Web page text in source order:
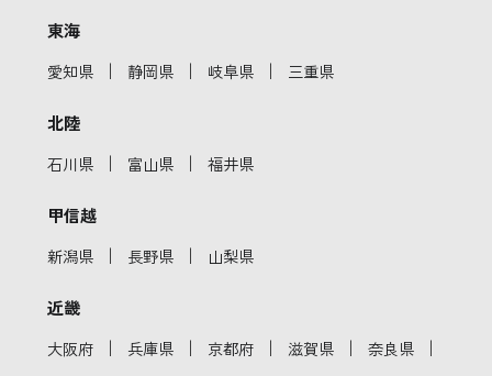
東海
愛知県 ｜ 静岡県 ｜ 岐阜県 ｜ 三重県
北陸
石川県 ｜ 富山県 ｜ 福井県
甲信越
新潟県 ｜ 長野県 ｜ 山梨県
近畿
大阪府 ｜ 兵庫県 ｜ 京都府 ｜ 滋賀県 ｜ 奈良県 ｜